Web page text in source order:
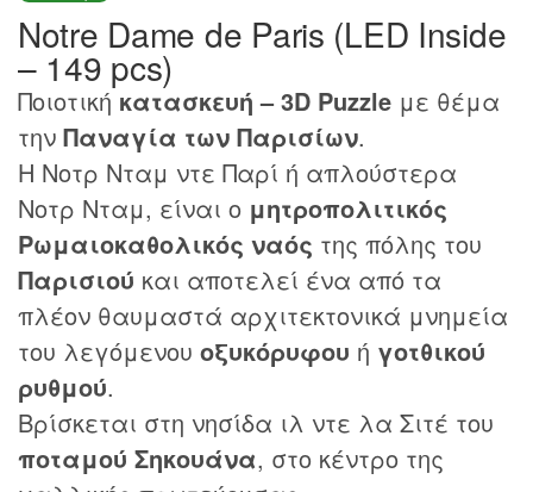
Notre Dame de Paris (LED Inside
– 149 pcs)
Ποιοτική κατασκευή – 3D Puzzle με θέμα
την Παναγία των Παρισίων.
Η Νοτρ Νταμ ντε Παρί ή απλούστερα
Νοτρ Νταμ, είναι ο μητροπολιτικός
Ρωμαιοκαθολικός ναός της πόλης του
Παρισιού και αποτελεί ένα από τα
πλέον θαυμαστά αρχιτεκτονικά μνημεία
του λεγόμενου οξυκόρυφου ή γοτθικού
ρυθμού.
Βρίσκεται στη νησίδα ιλ ντε λα Σιτέ του
ποταμού Σηκουάνα, στο κέντρο της